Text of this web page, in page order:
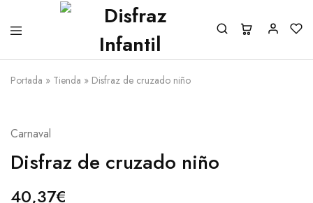
Portada » Tienda » Disfraz de cruzado niño
Carnaval
Disfraz de cruzado niño
40,37€